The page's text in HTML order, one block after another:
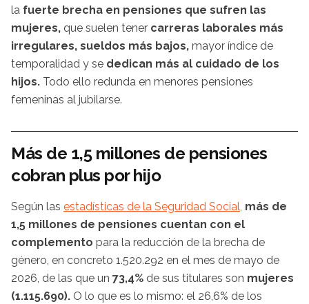
la fuerte brecha en pensiones que sufren las
mujeres, que suelen tener carreras laborales más
irregulares, sueldos más bajos, mayor índice de
temporalidad y se dedican más al cuidado de los
hijos. Todo ello redunda en menores pensiones
femeninas al jubilarse.
Más de 1,5 millones de pensiones
cobran plus por hijo
Según las estadísticas de la Seguridad Social, más de
1,5 millones de pensiones cuentan con el
complemento para la reducción de la brecha de
género, en concreto 1.520.292 en el mes de mayo de
2026, de las que un 73,4% de sus titulares son mujeres
(1.115.690). O lo que es lo mismo: el 26,6% de los